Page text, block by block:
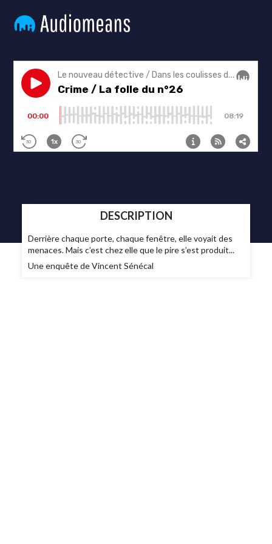
DESCRIPTION
Derrière chaque porte, chaque fenêtre, elle voyait des
menaces. Mais c’est chez elle que le pire s’est produit...
Une enquête de Vincent Sénécal